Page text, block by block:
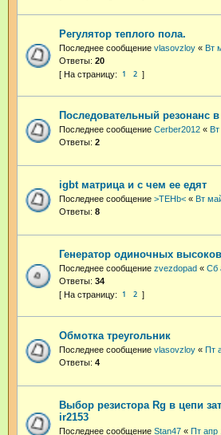
Регулятор теплого пола.
Последнее сообщение vlasovzloy « Вт
Ответы: 20
1 2
Последовательный резонанс в
Последнее сообщение Cerber2012 « Вт
Ответы: 2
igbt матрица и с чем ее едят
Последнее сообщение >TEHb< « Вт
Ответы: 8
Генератор одиночных
Последнее сообщение zvezdopad « Сб
Ответы: 34
1 2
Обмотка треугольник
Последнее сообщение vlasovzloy « Пт
Ответы: 4
Выбор резистора Rg в цепи
ir2153
Последнее сообщение Stan47 « Пт апр